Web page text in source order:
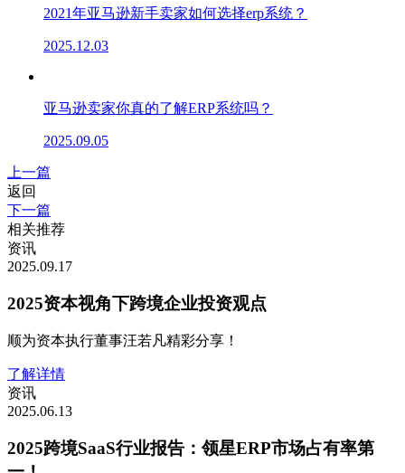
2021年亚马逊新手卖家如何选择erp系统？
2025.12.03
亚马逊卖家你真的了解ERP系统吗？
2025.09.05
上一篇
返回
下一篇
相关推荐
资讯
2025.09.17
2025资本视角下跨境企业投资观点
顺为资本执行董事汪若凡精彩分享！
了解详情
资讯
2025.06.13
2025跨境SaaS行业报告：领星ERP市场占有率第